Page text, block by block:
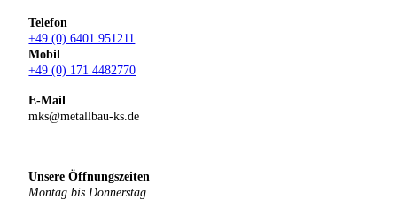
Telefon
+49 (0) 6401 951211
Mobil
+49 (0) 171 4482770
E-Mail
mks@metallbau-ks.de
Unsere Öffnungszeiten
Montag bis Donnerstag